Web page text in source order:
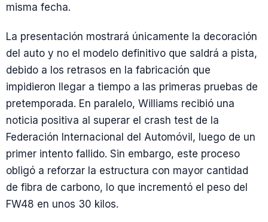
misma fecha.
La presentación mostrará únicamente la decoración
del auto y no el modelo definitivo que saldrá a pista,
debido a los retrasos en la fabricación que
impidieron llegar a tiempo a las primeras pruebas de
pretemporada. En paralelo, Williams recibió una
noticia positiva al superar el crash test de la
Federación Internacional del Automóvil, luego de un
primer intento fallido. Sin embargo, este proceso
obligó a reforzar la estructura con mayor cantidad
de fibra de carbono, lo que incrementó el peso del
FW48 en unos 30 kilos.